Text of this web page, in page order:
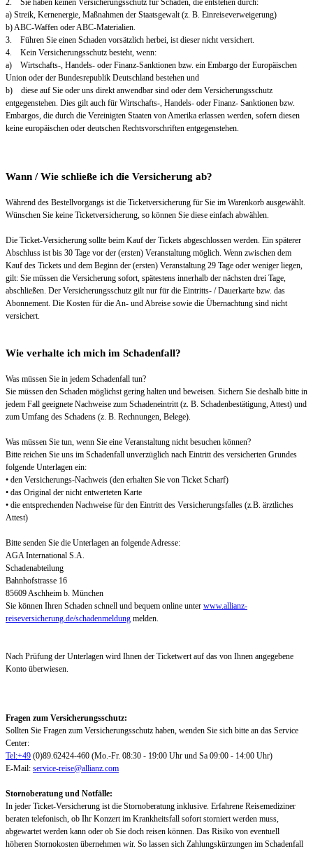
2. Sie haben keinen Versicherungsschutz für Schäden, die entstehen durch:
a) Streik, Kernenergie, Maßnahmen der Staatsgewalt (z. B. Einreiseverweigerung)
b) ABC-Waffen oder ABC-Materialien.
3. Führen Sie einen Schaden vorsätzlich herbei, ist dieser nicht versichert.
4. Kein Versicherungsschutz besteht, wenn:
a) Wirtschafts-, Handels- oder Finanz-Sanktionen bzw. ein Embargo der Europäischen
Union oder der Bundesrepublik Deutschland bestehen und
b) diese auf Sie oder uns direkt anwendbar sind oder dem Versicherungsschutz
entgegenstehen. Dies gilt auch für Wirtschafts-, Handels- oder Finanz- Sanktionen bzw.
Embargos, die durch die Vereinigten Staaten von Amerika erlassen werden, sofern diesen
keine europäischen oder deutschen Rechtsvorschriften entgegenstehen.
Wann / Wie schließe ich die Versicherung ab?
Während des Bestellvorgangs ist die Ticketversicherung für Sie im Warenkorb ausgewählt.
Wünschen Sie keine Ticketversicherung, so können Sie diese einfach abwählen.
Die Ticket-Versicherung sollte beim Kauf der Tickets abgeschlossen werden. Ein späterer
Abschluss ist bis 30 Tage vor der (ersten) Veranstaltung möglich. Wenn zwischen dem
Kauf des Tickets und dem Beginn der (ersten) Veranstaltung 29 Tage oder weniger liegen,
gilt: Sie müssen die Versicherung sofort, spätestens innerhalb der nächsten drei Tage,
abschließen. Der Versicherungsschutz gilt nur für die Eintritts- / Dauerkarte bzw. das
Abonnement. Die Kosten für die An- und Abreise sowie die Übernachtung sind nicht
versichert.
Wie verhalte ich mich im Schadenfall?
Was müssen Sie in jedem Schadenfall tun?
Sie müssen den Schaden möglichst gering halten und beweisen. Sichern Sie deshalb bitte in
jedem Fall geeignete Nachweise zum Schadeneintritt (z. B. Schadenbestätigung, Attest) und
zum Umfang des Schadens (z. B. Rechnungen, Belege).
Was müssen Sie tun, wenn Sie eine Veranstaltung nicht besuchen können?
Bitte reichen Sie uns im Schadenfall unverzüglich nach Eintritt des versicherten Grundes
folgende Unterlagen ein:
• den Versicherungs-Nachweis (den erhalten Sie von Ticket Scharf)
• das Original der nicht entwerteten Karte
• die entsprechenden Nachweise für den Eintritt des Versicherungsfalles (z.B. ärztliches
Attest)
Bitte senden Sie die Unterlagen an folgende Adresse:
AGA International S.A.
Schadenabteilung
Bahnhofstrasse 16
85609 Aschheim b. München
Sie können Ihren Schaden schnell und bequem online unter www.allianz-
reiseversicherung.de/schadenmeldung melden.
Nach Prüfung der Unterlagen wird Ihnen der Ticketwert auf das von Ihnen angegebene
Konto überwiesen.
Fragen zum Versicherungsschutz:
Sollten Sie Fragen zum Versicherungsschutz haben, wenden Sie sich bitte an das Service
Center:
Tel:+49 (0)89.62424-460 (Mo.-Fr. 08:30 - 19:00 Uhr und Sa 09:00 - 14:00 Uhr)
E-Mail: service-reise@allianz.com
Stornoberatung und Notfälle:
In jeder Ticket-Versicherung ist die Stornoberatung inklusive. Erfahrene Reisemediziner
beraten telefonisch, ob Ihr Konzert im Krankheitsfall sofort storniert werden muss,
abgewartet werden kann oder ob Sie doch reisen können. Das Risiko von eventuell
höheren Stornokosten übernehmen wir. So lassen sich Zahlungskürzungen im Schadenfall